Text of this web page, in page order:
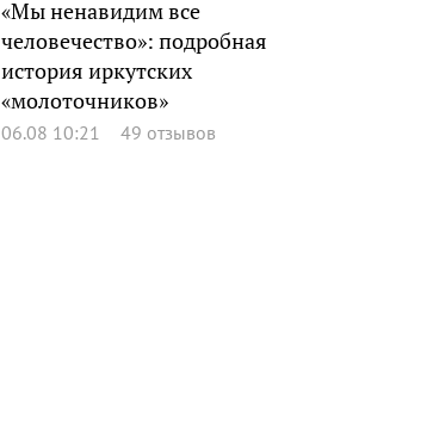
«Мы ненавидим все
человечество»: подробная
история иркутских
«молоточников»
06.08 10:21 49 отзывов